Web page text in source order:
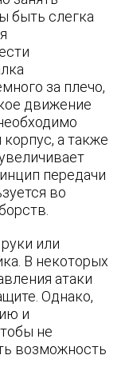
быть слегка
за плечо,
движение
а также
передачи
во
или
В некоторых
атаки
Однако,
и
не
возможность